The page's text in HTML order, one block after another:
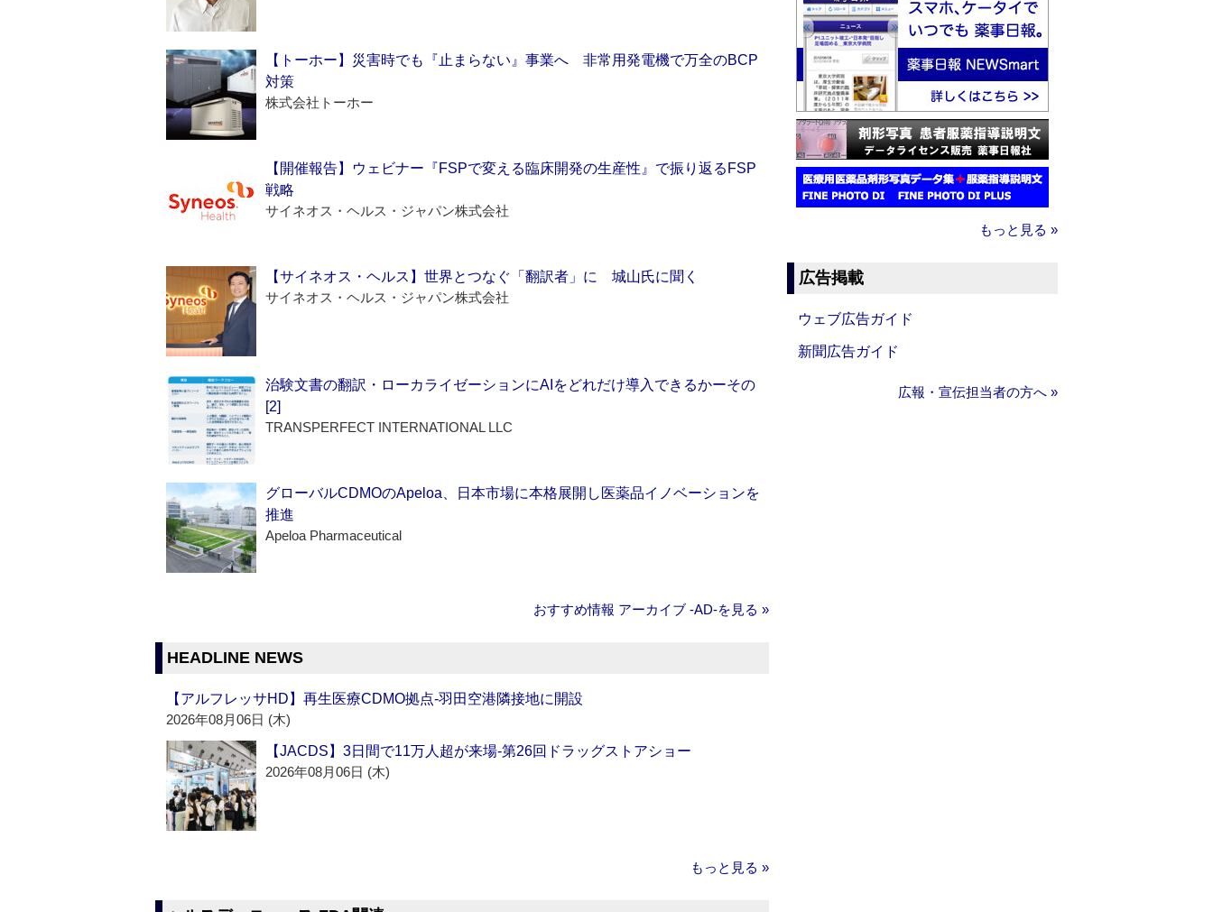
【トーホー】災害時でも『止まらない』事業へ 非常用発電機で万全のBCP
対策
株式会社トーホー
【開催報告】ウェビナー『FSPで変える臨床開発の生産性』で振り返るFSP
戦略
サイネオス・ヘルス・ジャパン株式会社
【サイネオス・ヘルス】世界とつなぐ「翻訳者」に 城山氏に聞く
サイネオス・ヘルス・ジャパン株式会社
治験文書の翻訳・ローカライゼーションにAIをどれだけ導入できるかーその
[2]
TRANSPERFECT INTERNATIONAL LLC
グローバルCDMOのApeloa、日本市場に本格展開し医薬品イノベーションを
推進
Apeloa Pharmaceutical
おすすめ情報 アーカイブ ‐AD‐を見る »
HEADLINE NEWS
【アルフレッサHD】再生医療CDMO拠点‐羽田空港隣接地に開設
2026年08月06日 (木)
【JACDS】3日間で11万人超が来場‐第26回ドラッグストアショー
2026年08月06日 (木)
もっと見る »
もっと見る »
広告掲載
ウェブ広告ガイド
新聞広告ガイド
広報・宣伝担当者の方へ »